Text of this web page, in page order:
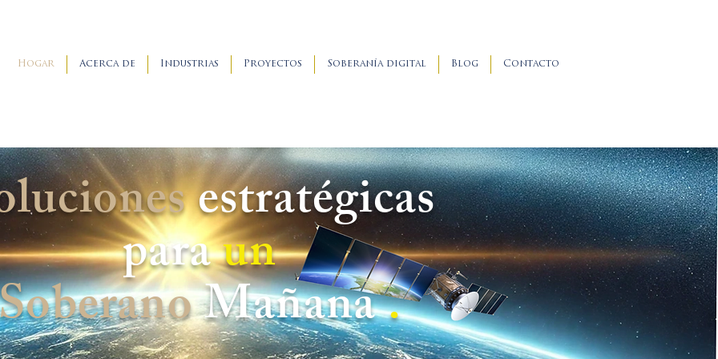
Hogar Acerca de Industrias Proyectos Soberanía digital Blog Contacto
estratégicas
paraun
Mañana.